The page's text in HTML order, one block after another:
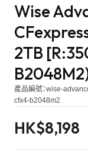
Wise
2TB
產品編號：wise-
cfx4-b2048m2
HK$8,198